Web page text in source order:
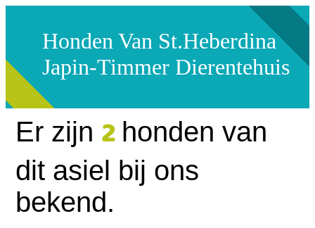
Honden Van St.Heberdina
Japin-Timmer Dierentehuis
Er zijn 2 honden van
dit asiel bij ons
bekend.